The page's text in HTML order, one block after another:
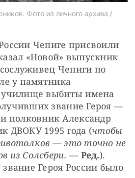
Фото из личного архива /
Чепиге присвоили
«Новой» выпускник
Чепиги по
у памятника
училище выбиты имена
звание Героя —
полковник Александр
ДВОКУ 1995 года (чтобы
— это точно не
из Солсбери. — Ред.).
Героя России было